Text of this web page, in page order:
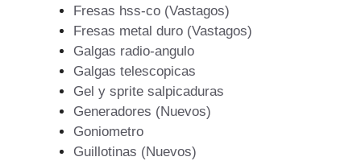
Fresas hss-co (Vastagos)
Fresas metal duro (Vastagos)
Galgas radio-angulo
Galgas telescopicas
Gel y sprite salpicaduras
Generadores (Nuevos)
Goniometro
Guillotinas (Nuevos)